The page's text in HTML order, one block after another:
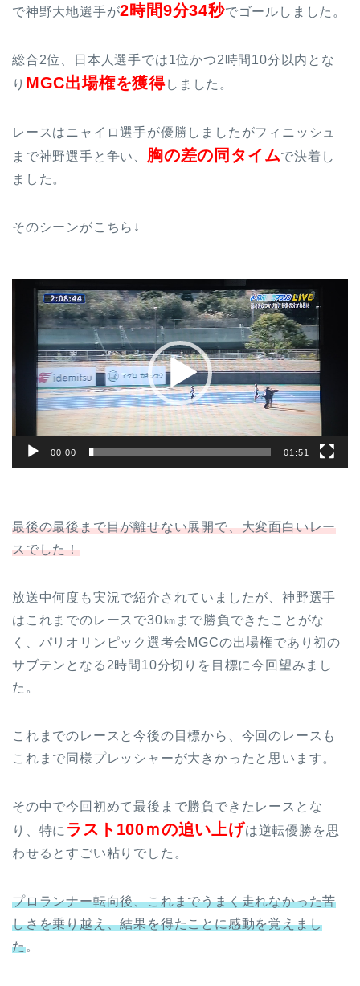
で神野大地選手が2時間9分34秒でゴールしました。
総合2位、日本人選手では1位かつ2時間10分以内とな
り MGC出場権を獲得しました。
レースはニャイロ選手が優勝しましたがフィニッシュ
まで神野選手と争い、 胸の差の同タイムで決着し
ました。
そのシーンがこちら↓
ヤ
00:00 01:51
最後の最後まで目が離せない展開で、大変面白いレー
スでした！
放送中何度も実況で紹介されていましたが、神野選手
はこれまでのレースで30㎞まで勝負できたことがな
く、パリオリンピック選考会MGCの出場権であり初の
サブテンとなる2時間10分切りを目標に今回望みまし
た。
これまでのレースと今後の目標から、今回のレースも
これまで同様プレッシャーが大きかったと思います。
その中で今回初めて最後まで勝負できたレースとな
り、特に ラスト100ｍの追い上げは逆転優勝を思
わせるとすごい粘りでした。
プロランナー転向後、これまでうまく走れなかった苦
しさを乗り越え、結果を得たことに感動を覚えまし
た。